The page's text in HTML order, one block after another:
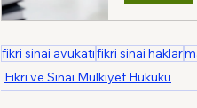
fikri sinai avukatıfikri sinai haklar
Fikri ve Sınai Mülkiyet Hukuku